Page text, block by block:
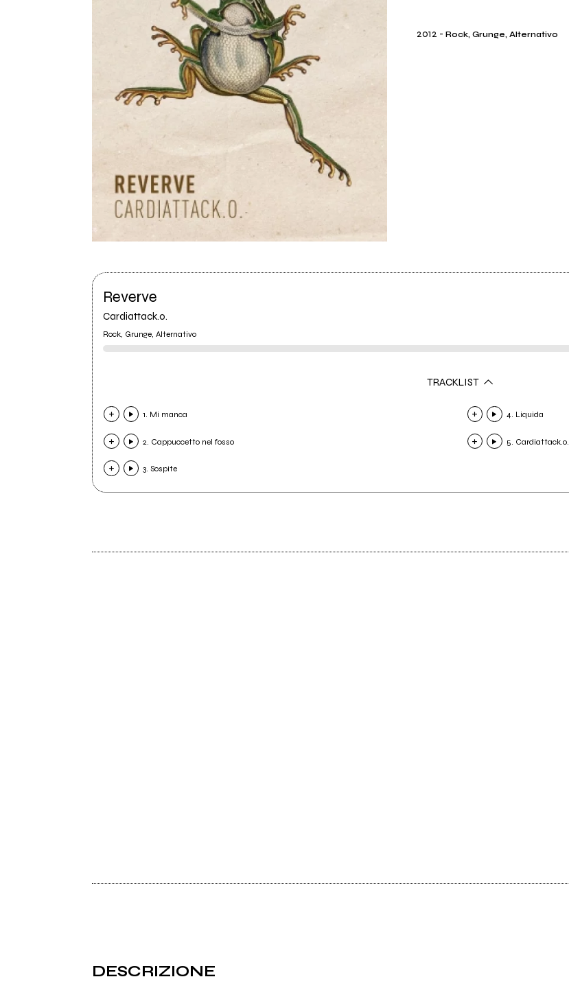
2012 -Rock, Grunge, Alternativo
Reverve
Cardiattack.o.
Rock, Grunge, Alternativo
TRACKLIST
1. Mi manca
2. Cappuccetto nel fosso
3. Sospite
4. Liquida
5. Cardiattack.o.
DESCRIZIONE